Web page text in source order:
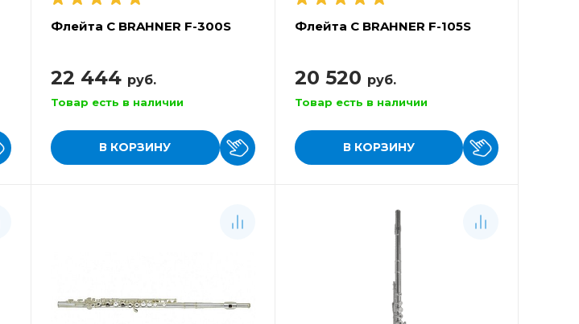
Флейта С BRAHNER F-300S
22 444 руб.
Товар есть в наличии
В КОРЗИНУ
Флейта С BRAHNER F-105S
20 520 руб.
Товар есть в наличии
В КОРЗИНУ